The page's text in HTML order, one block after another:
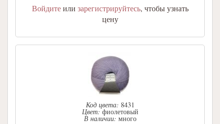
Войдитеили зарегистрируйтесь, чтобы узнать
цену
Код цвета: 8431
Цвет:фиолетовый
В наличии: много